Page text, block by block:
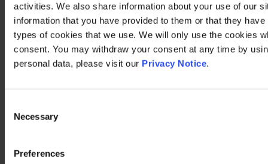
activities. We also share information about your use of our
information that you have provided to them or that they
types of cookies that we use. We will only use the cookies
consent. You may withdraw your consent at any time by
personal data, please visit our Privacy Notice.
Selection
Necessary
Preferences